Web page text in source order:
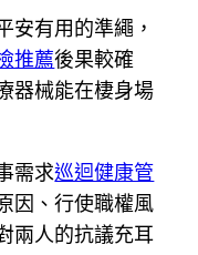
安有用的準繩，
推薦後果較確
器械能在棲身場
需求巡迴健康管
因、行使職權風
兩人的抗議充耳